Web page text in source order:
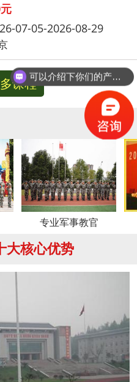
07-05-2026-08-29
课程
更多
专业军事教官
大核心优势
你们是怎么收费的呢？